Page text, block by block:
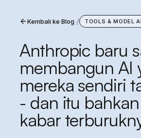
Pesan
Kembali ke Blog / TOOLS & MODEL AI
Anthropic baru
membangun AI
mereka sendiri
- dan itu
kabar